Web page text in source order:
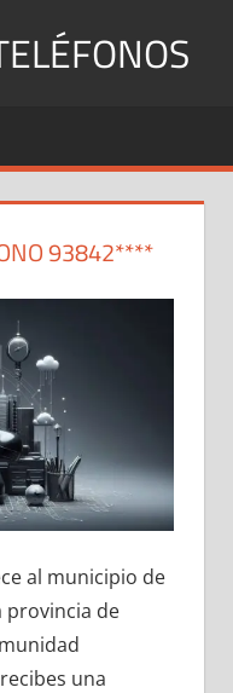
93842****
al municipio dе
provincia dе
una